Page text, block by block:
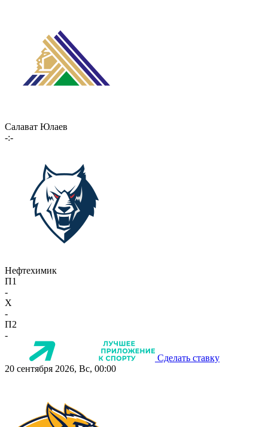
Салават Юлаев
-:-
Нефтехимик
П1
-
X
-
П2
-
Сделать ставку
20 сентября 2026, Вс, 00:00